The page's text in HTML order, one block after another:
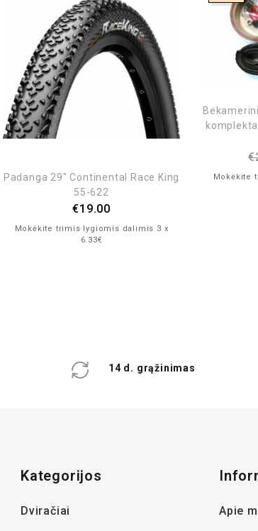
Padanga 29″ Continental Race King
55-622
€19.00
Mokėkite trimis lygiomis dalimis 3 x
6.33€
€
Mokėkite
14 d. grąžinimas
Kategorijos
Dviračiai Apie